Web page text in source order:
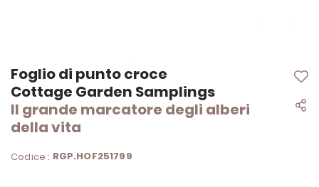
Foglio di punto croce
Cottage Garden Samplings
Il grande marcatore degli alberi
della vita
Codice : RGP.HOF251799
Vai
all'inizio
della
galleria
di